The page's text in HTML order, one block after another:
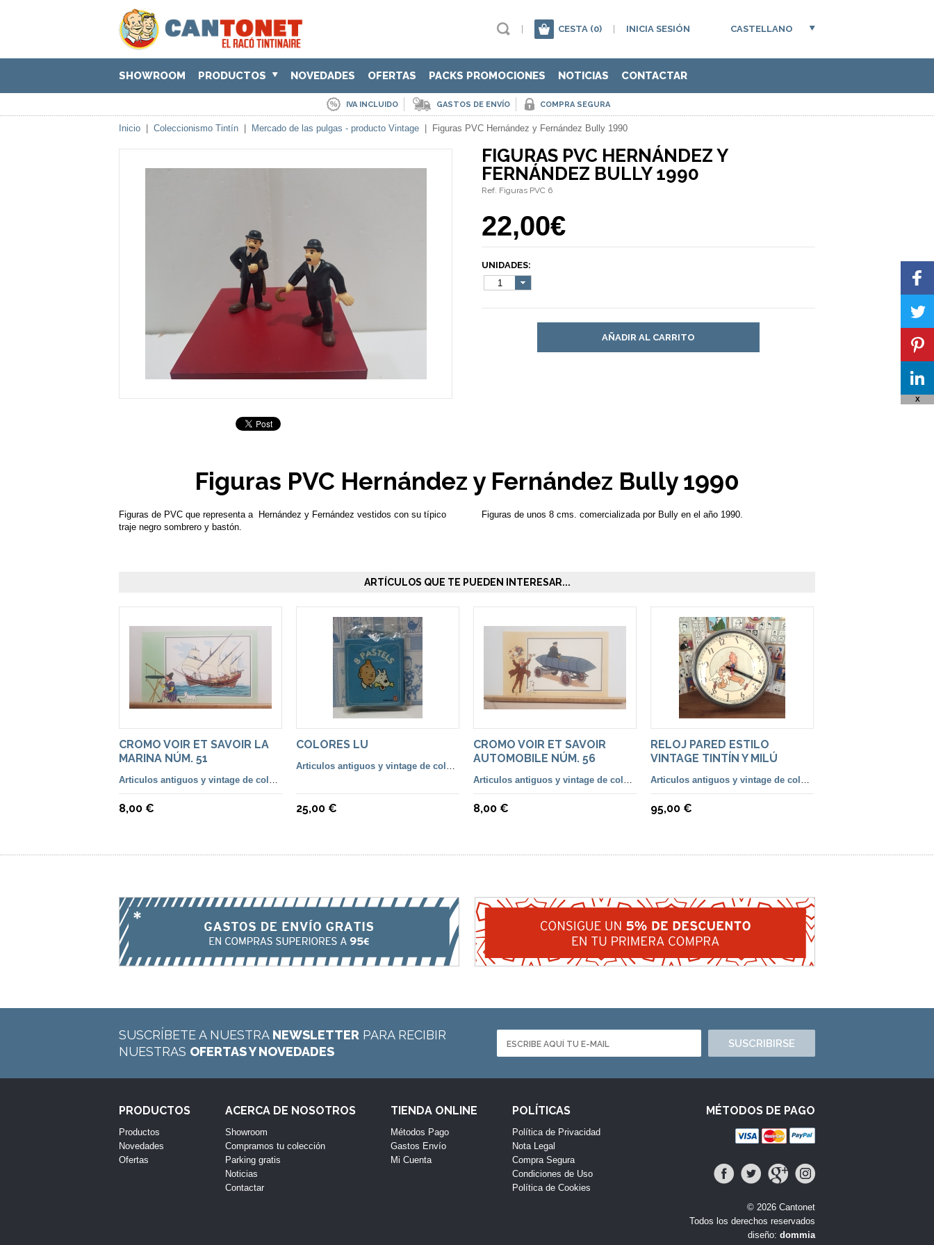
CESTA (0) INICIA SESIÓN CASTELLANO
SHOWROOM PRODUCTOS NOVEDADES OFERTAS PACKS PROMOCIONES NOTICIAS CONTACTAR
IVA INCLUIDO GASTOS DE ENVÍO COMPRA SEGURA
Inicio Coleccionismo Tintín Mercado de las pulgas - producto Vintage Figuras PVC Hernández y Fernández Bully 1990
FIGURAS PVC HERNÁNDEZ Y
FERNÁNDEZ BULLY 1990
Ref. Figuras PVC 6
22,00€
UNIDADES:
1
AÑADIR AL CARRITO
Figuras PVC Hernández y Fernández Bully 1990
Figuras de PVC que representa a Hernández y Fernández vestidos con su típico
traje negro sombrero y bastón.
Figuras de unos 8 cms. comercializada por Bully en el año 1990.
ARTÍCULOS QUE TE PUEDEN INTERESAR...
CROMO VOIR ET SAVOIR LA
MARINA NÚM. 51
Articulos antiguos y vintage de colección
8,00 €
COLORES LU
Articulos antiguos y vintage de colección
25,00 €
CROMO VOIR ET SAVOIR
AUTOMOBILE NÚM. 56
Articulos antiguos y vintage de colección
8,00 €
RELOJ PARED ESTILO
VINTAGE TINTÍN Y MILÚ
Articulos antiguos y vintage de colección
95,00 €
SUSCRÍBETE A NUESTRA NEWSLETTER PARA RECIBIR
NUESTRAS OFERTAS Y NOVEDADES
SUSCRIBIRSE
PRODUCTOS
Productos
Novedades
Ofertas
ACERCA DE NOSOTROS
Showroom
Compramos tu colección
Parking gratis
Noticias
Contactar
TIENDA ONLINE
Métodos Pago
Gastos Envío
Mi Cuenta
POLÍTICAS
Política de Privacidad
Nota Legal
Compra Segura
Condiciones de Uso
Política de Cookies
MÉTODOS DE PAGO
© 2026 Cantonet
Todos los derechos reservados
diseño: dommia
X